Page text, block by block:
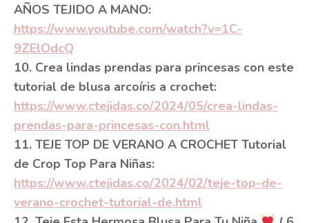
AÑOS TEJIDO A MANO:
https://www.youtube.com/watch?v=1C-
9ZElOdcQ
10. Crea lindas prendas para princesas con este
tutorial de blusa arcoíris a crochet:
https://www.ctejidas.co/2024/05/crea-lindas-
prendas-para-princesas-con.html
11. TEJE TOP DE VERANO A CROCHET Tutorial
de Crop Top Para Niñas:
https://www.ctejidas.co/2024/02/teje-top-de-
verano-crochet-tutorial-de.html